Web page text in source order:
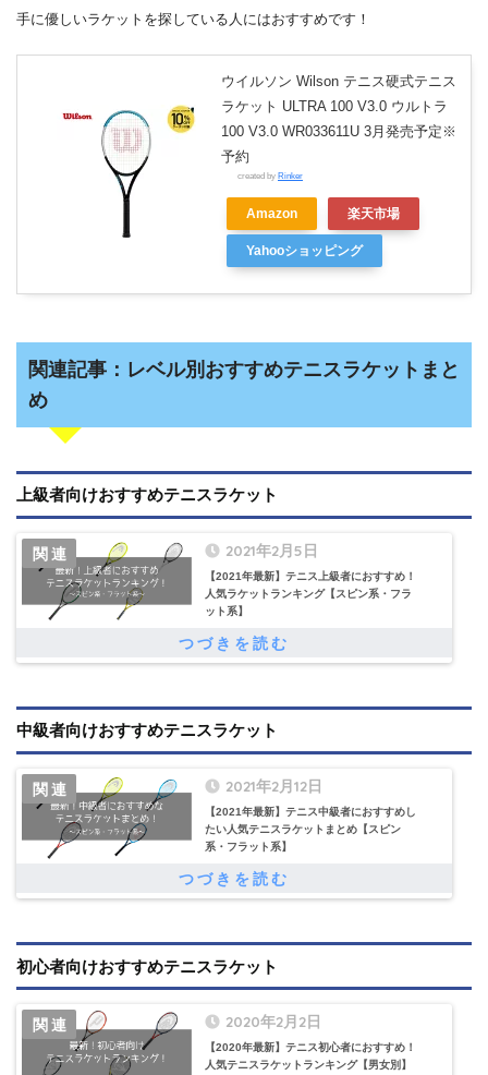
手に優しいラケットを探している人にはおすすめです！
ウイルソン Wilson テニス硬式テニス
ラケット ULTRA 100 V3.0 ウルトラ
100 V3.0 WR033611U 3月発売予定※
予約
created by Rinker
Amazon 楽天市場
Yahooショッピング
関連記事：レベル別おすすめテニスラケットまと
め
上級者向けおすすめテニスラケット
2021年2月5日
【2021年最新】テニス上級者におすすめ！
人気ラケットランキング【スピン系・フラ
ット系】
中級者向けおすすめテニスラケット
2021年2月12日
【2021年最新】テニス中級者におすすめし
たい人気テニスラケットまとめ【スピン
系・フラット系】
初心者向けおすすめテニスラケット
2020年2月2日
【2020年最新】テニス初心者におすすめ！
人気テニスラケットランキング【男女別】